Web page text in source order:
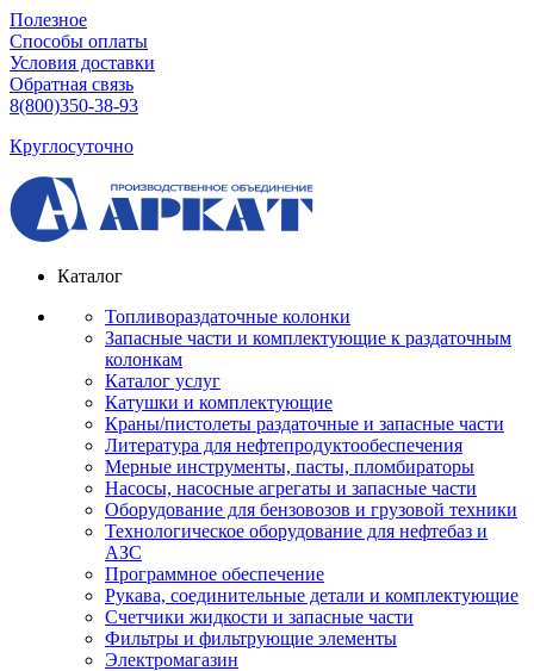
Полезное
Способы оплаты
Условия доставки
Обратная связь
8(800)350-38-93
Круглосуточно
Каталог
Топливораздаточные колонки
Запасные части и комплектующие к раздаточным
колонкам
Каталог услуг
Катушки и комплектующие
Краны/пистолеты раздаточные и запасные части
Литература для нефтепродуктообеспечения
Мерные инструменты, пасты, пломбираторы
Насосы, насосные агрегаты и запасные части
Оборудование для бензовозов и грузовой техники
Технологическое оборудование для нефтебаз и
АЗС
Программное обеспечение
Рукава, соединительные детали и комплектующие
Счетчики жидкости и запасные части
Фильтры и фильтрующие элементы
Электромагазин